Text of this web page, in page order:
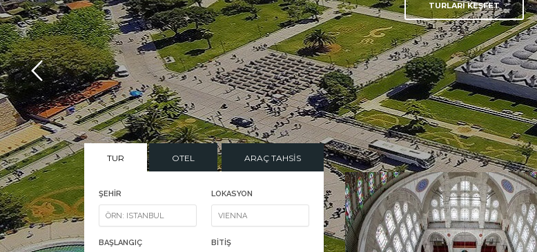
TURLARI KEŞFET
TUR OTEL ARAÇ TAHSİS
ŞEHİR LOKASYON
BAŞLANGIÇ BİTİŞ